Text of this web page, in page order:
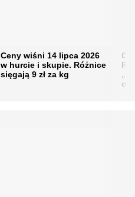
Ceny wiśni 14 lipca 2026
w hurcie i skupie. Różnice
sięgają 9 zł za kg